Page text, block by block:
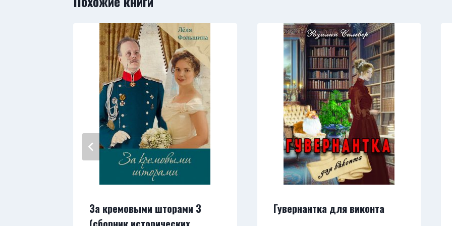
За кремовыми шторами 3
Гувернантка для виконта